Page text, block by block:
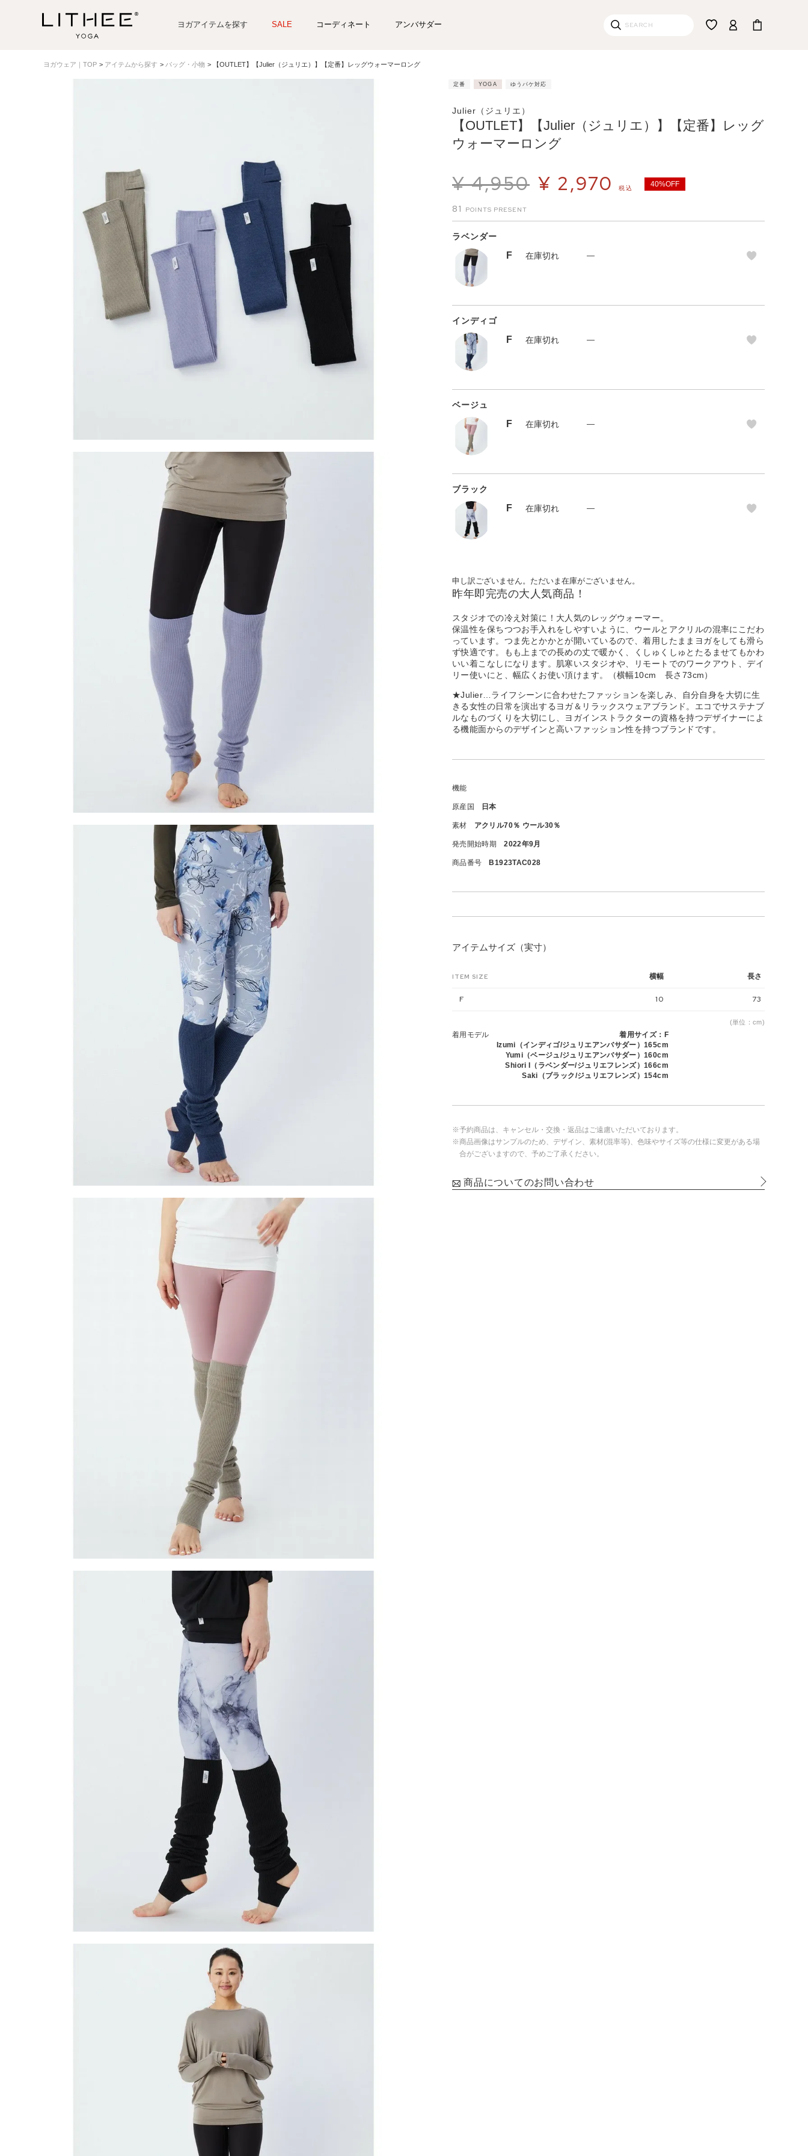
ヨガアイテムを探す SALE コーディネート アンバサダー
ヨガウェア｜TOP アイテムから探す バッグ・小物 【OUTLET】【Julier（ジュリエ）】【定番】レッグウォーマーロング
定番 YOGA ゆうパケ対応
Julier（ジュリエ）
【OUTLET】【Julier（ジュリエ）】【定番】レッグ
ウォーマーロング
¥ 4,950 ¥ 2,970 税込 40%OFF
81
ラベンダー
F 在庫切れ —
インディゴ
F 在庫切れ —
ベージュ
F 在庫切れ —
ブラック
F 在庫切れ —
申し訳ございません。ただいま在庫がございません。
昨年即完売の大人気商品！
スタジオでの冷え対策に！大人気のレッグウォーマー。
保温性を保ちつつお手入れをしやすいように、ウールとアクリルの混率にこだわ
っています。つま先とかかとが開いているので、着用したままヨガをしても滑ら
ず快適です。もも上までの長めの丈で暖かく、くしゅくしゅとたるませてもかわ
いい着こなしになります。肌寒いスタジオや、リモートでのワークアウト、デイ
リー使いにと、幅広くお使い頂けます。（横幅10cm 長さ73cm）
★Julier…ライフシーンに合わせたファッションを楽しみ、自分自身を大切に生
きる女性の日常を演出するヨガ＆リラックスウェアブランド。エコでサステナブ
ルなものづくりを大切にし、ヨガインストラクターの資格を持つデザイナーによ
る機能面からのデザインと高いファッション性を持つブランドです。
機能
原産国 日本
素材 アクリル70％ ウール30％
発売開始時期 2022年9月
商品番号 B1923TAC028
アイテムサイズ（実寸）
ITEM SIZE 横幅 長さ
F 10 73
(単位：cm)
着用モデル
着用サイズ：F
Izumi（インディゴ/ジュリエアンバサダー）165cm
Yumi（ベージュ/ジュリエアンバサダー）160cm
Shiori I（ラベンダー/ジュリエフレンズ）166cm
Saki（ブラック/ジュリエフレンズ）154cm
※予約商品は、キャンセル・交換・返品はご遠慮いただいております。
※商品画像はサンプルのため、デザイン、素材(混率等)、色味やサイズ等の仕様に変更がある場
合がございますので、予めご了承ください。
商品についてのお問い合わせ